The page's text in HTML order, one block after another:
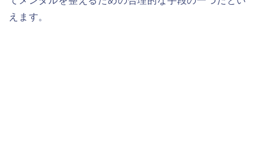
えます。